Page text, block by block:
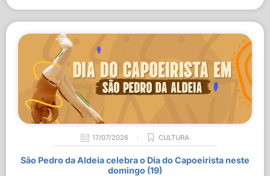
17/07/2026 CULTURA
São Pedro da Aldeia celebra o Dia do Capoeirista neste
domingo (19)